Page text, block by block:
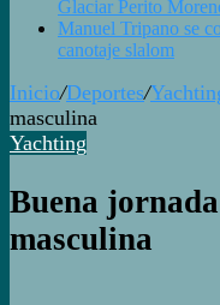
Glaciar Perito
Manuel Tripano se
canotaje slalom
Inicio/Deportes/
masculina
Yachting
Buena
masculina